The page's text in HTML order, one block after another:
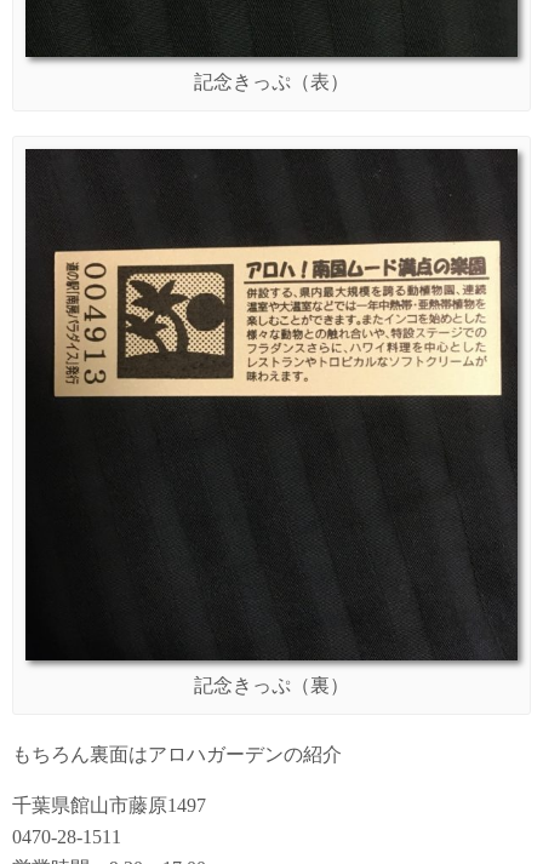
記念きっぷ（表）
記念きっぷ（裏）
もちろん裏面はアロハガーデンの紹介
千葉県館山市藤原1497
0470-28-1511